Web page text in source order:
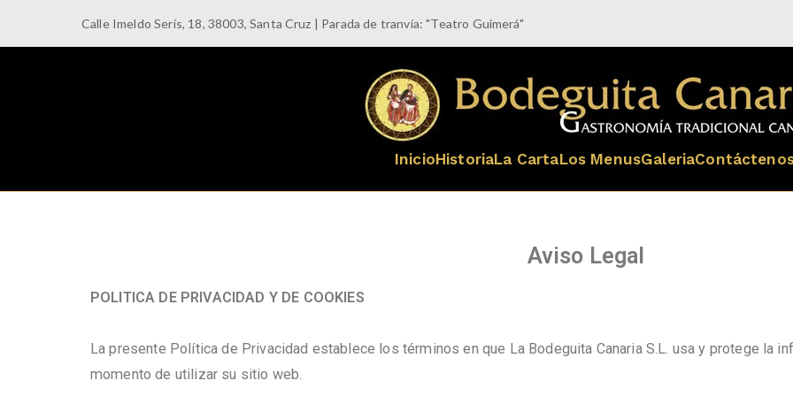
Calle Imeldo Serís, 18, 38003, Santa Cruz | Parada de tranvía: "Teatro Guimerá"
Bodeguita
Aunténtica Gastronomia
InicioHistoriaLa CartaLos MenusGaleria
Aviso Legal
POLITICA DE PRIVACIDAD Y DE COOKIES
La presente Política de Privacidad establece los términos en que La Bodeguita Canaria S.L. usa y protege la
momento de utilizar su sitio web.